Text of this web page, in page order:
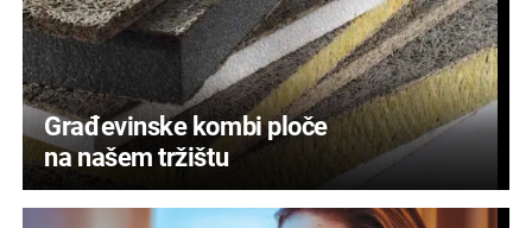
Građevinske kombi ploče
na našem tržištu